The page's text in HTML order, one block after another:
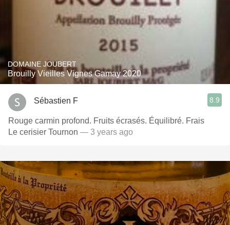
DOMAINE JOUBERT
Brouilly Vieilles Vignes Gamay 2020
Sébastien F 8.9
Rouge carmin profond. Fruits écrasés. Équilibré. Frais
Le cerisier Tournon — 3 years ago